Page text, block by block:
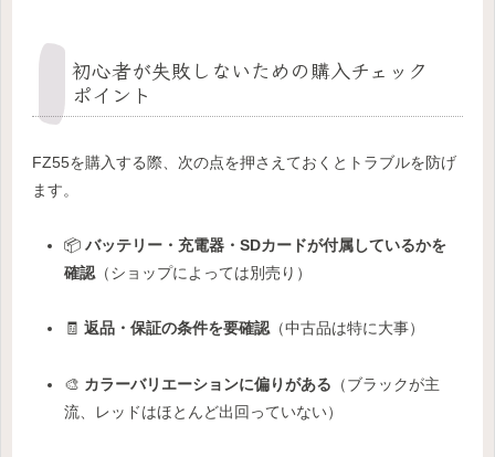
初心者が失敗しないための購入チェック
ポイント
FZ55を購入する際、次の点を押さえておくとトラブルを防げ
ます。
📦 バッテリー・充電器・SDカードが付属しているかを
確認（ショップによっては別売り）
🧾 返品・保証の条件を要確認（中古品は特に大事）
🎨 カラーバリエーションに偏りがある （ブラックが主
流、レッドはほとんど出回っていない）